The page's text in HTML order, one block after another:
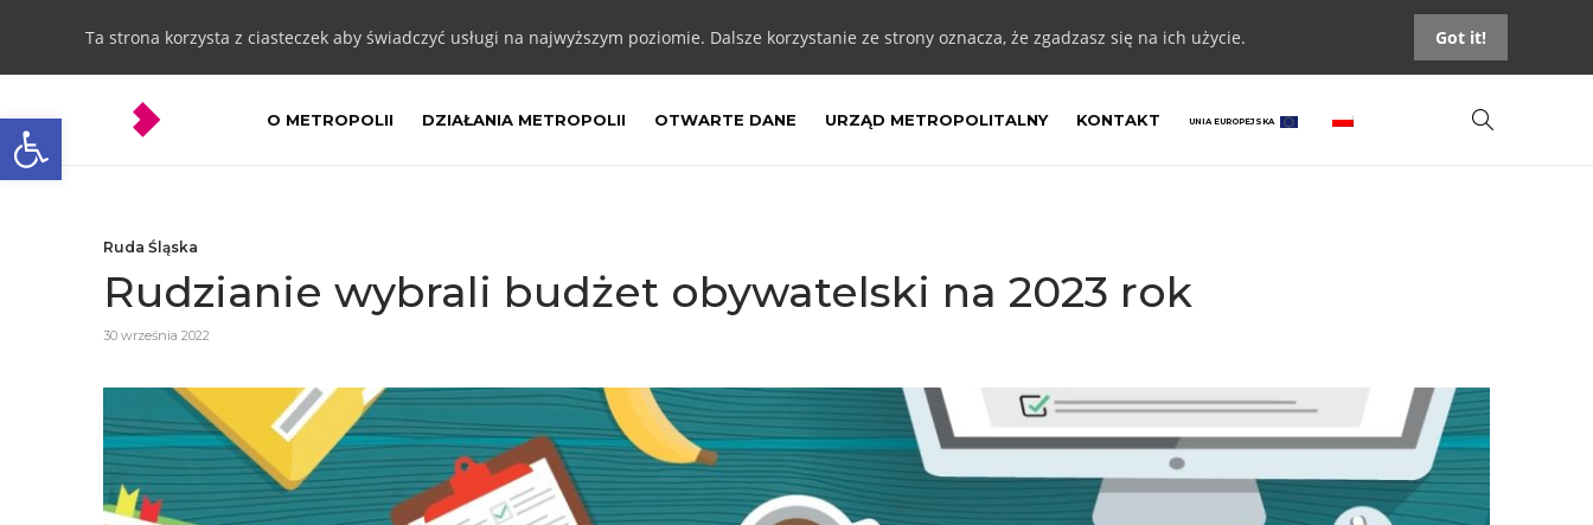
Otwórz pasek narzędzi
Ta strona korzysta z ciasteczek aby świadczyć usługi na najwyższym poziomie. Dalsze korzystanie ze strony oznacza, że zgadzasz się na ich użycie. Got it!
O METROPOLII DZIAŁANIA METROPOLII OTWARTE DANE URZĄD METROPOLITALNY KONTAKT UNIA EUROPEJSKA
Ruda Śląska
Rudzianie wybrali budżet obywatelski na 2023 rok
30 września 2022